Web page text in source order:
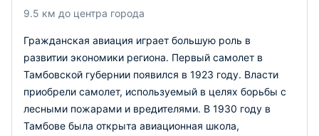
9.5 км до центра города
Гражданская авиация играет большую роль в
развитии экономики региона. Первый самолет в
Тамбовской губернии появился в 1923 году. Власти
приобрели самолет, используемый в целях борьбы с
лесными пожарами и вредителями. В 1930 году в
Тамбове была открыта авиационная школа,